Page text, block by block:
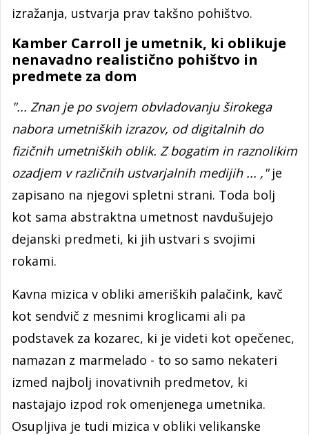
izražanja, ustvarja prav takšno pohištvo.
Kamber Carroll je umetnik, ki oblikuje
nenavadno realistično pohištvo in
predmete za dom
"... Znan je po svojem obvladovanju širokega
nabora umetniških izrazov, od digitalnih do
fizičnih umetniških oblik. Z bogatim in raznolikim
ozadjem v različnih ustvarjalnih medijih ... ," je
zapisano na njegovi spletni strani. Toda bolj
kot sama abstraktna umetnost navdušujejo
dejanski predmeti, ki jih ustvari s svojimi
rokami.
Kavna mizica v obliki ameriških palačink, kavč
kot sendvič z mesnimi kroglicami ali pa
podstavek za kozarec, ki je videti kot opečenec,
namazan z marmelado - to so samo nekateri
izmed najbolj inovativnih predmetov, ki
nastajajo izpod rok omenjenega umetnika.
Osupljiva je tudi mizica v obliki velikanske